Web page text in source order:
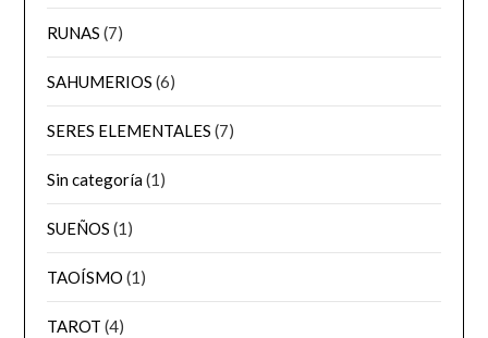
RUNAS (7)
SAHUMERIOS (6)
SERES ELEMENTALES (7)
Sin categoría(1)
SUEÑOS (1)
TAOÍSMO (1)
TAROT (4)